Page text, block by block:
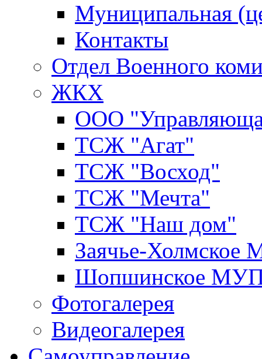
Муниципальная
Контакты
Отдел Военного
ЖКХ
ООО
ТСЖ "Агат"
ТСЖ "Восход"
ТСЖ "Мечта"
ТСЖ "Наш дом"
Заячье-
Шопшинское
Фотогалерея
Видеогалерея